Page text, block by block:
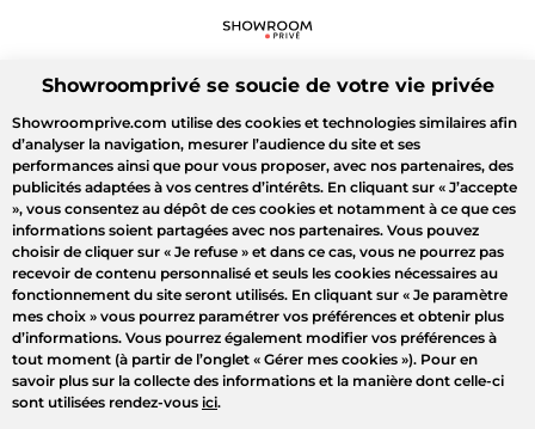
Showroomprivé se soucie de votre vie privée
Showroomprive.com utilise des cookies et technologies similaires afin
d’analyser la navigation, mesurer l’audience du site et ses
performances ainsi que pour vous proposer, avec nos partenaires, des
publicités adaptées à vos centres d’intérêts. En cliquant sur « J’accepte
», vous consentez au dépôt de ces cookies et notamment à ce que ces
informations soient partagées avec nos partenaires. Vous pouvez
choisir de cliquer sur « Je refuse » et dans ce cas, vous ne pourrez pas
recevoir de contenu personnalisé et seuls les cookies nécessaires au
fonctionnement du site seront utilisés. En cliquant sur « Je paramètre
mes choix » vous pourrez paramétrer vos préférences et obtenir plus
d’informations. Vous pourrez également modifier vos préférences à
tout moment (à partir de l’onglet « Gérer mes cookies »). Pour en
savoir plus sur la collecte des informations et la manière dont celle-ci
sont utilisées rendez-vous ici.